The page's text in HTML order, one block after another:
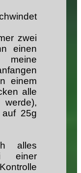
zwei
einen
einem
alle
25g
alles
einer